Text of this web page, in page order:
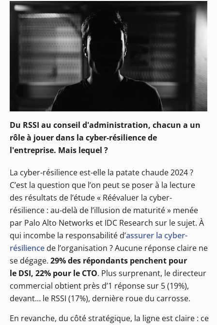
Du RSSI au conseil d'administration, chacun a un
rôle à jouer dans la cyber-résilience de
l'entreprise. Mais lequel ?
La cyber-résilience est-elle la patate chaude 2024 ?
C’est la question que l’on peut se poser à la lecture
des résultats de l’étude « Réévaluer la cyber-
résilience : au-delà de l’illusion de maturité » menée
par Palo Alto Networks et IDC Research sur le sujet. À
qui incombe la responsabilité d’assurer la cyber-
résilience de l’organisation ? Aucune réponse claire ne
se dégage. 29% des répondants penchent pour
le DSI, 22% pour le CTO. Plus surprenant, le directeur
commercial obtient près d’1 réponse sur 5 (19%),
devant… le RSSI (17%), dernière roue du carrosse.
En revanche, du côté stratégique, la ligne est claire : ce